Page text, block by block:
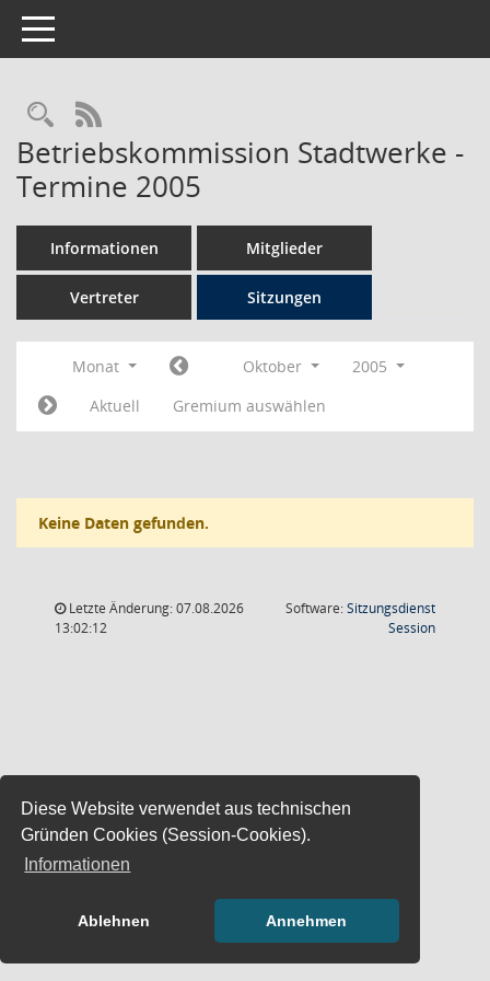
Diese Website verwendet aus technischen
Gründen Cookies (Session-Cookies).
Informationen
Ablehnen Annehmen
Toggle navigation
Rechercheauswahl
RSS-Feed
Betriebskommission Stadtwerke -
Termine 2005
Informationen Mitglieder
Vertreter Sitzungen
Monat Oktober
2005
Aktuell
Gremium auswählen
Keine Daten gefunden.
Letzte Änderung: 07.08.2026
13:02:12
Software:Sitzungsdienst
Session(Wird in